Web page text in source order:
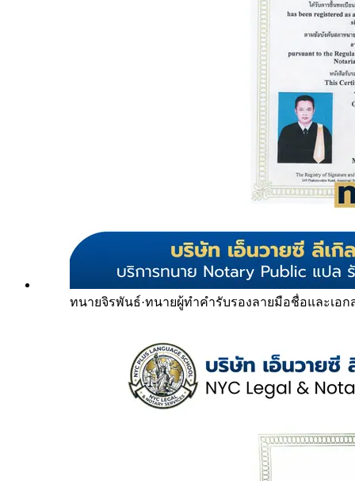
ทนายจิรพันธ์·ทนายผู้ทำคำรับรองลายมือชื่อและเอก